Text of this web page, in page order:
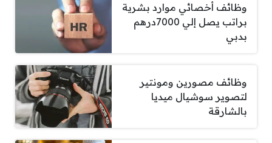
وظائف أخصائي موارد بشرية
براتب يصل إلي 7000درهم
بدبي
وظائف مصورين ومونتير
لتصوير سوشيال ميديا
بالشارقة